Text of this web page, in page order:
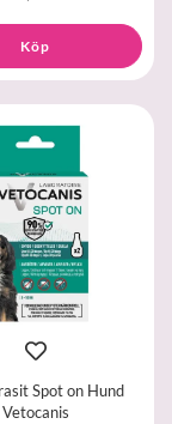
Köp
Spot on Hund
Vetocanis